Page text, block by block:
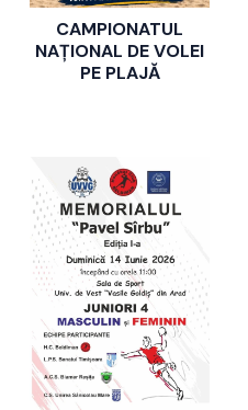
CAMPIONATUL
NAȚIONAL DE VOLEI
PE PLAJĂ